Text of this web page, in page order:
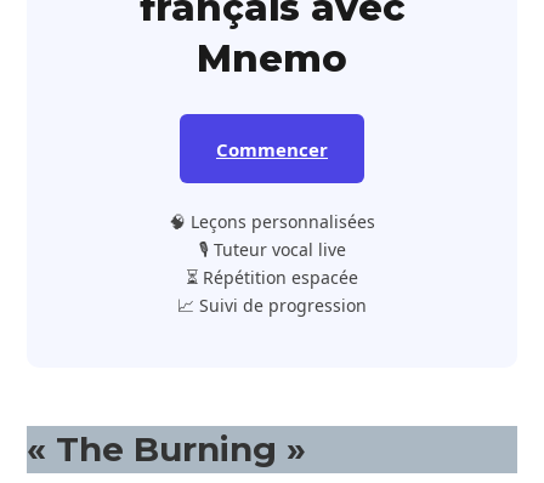
Mnemo
Commencer
🧠 Leçons personnalisées
🎙️ Tuteur vocal live
⏳ Répétition espacée
📈 Suivi de progression
« The Burning »